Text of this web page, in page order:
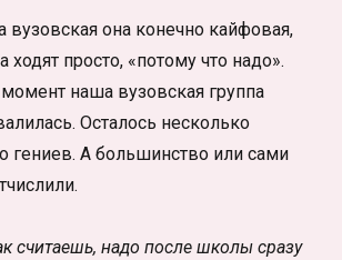
вузовская она конечно кайфовая,
ходят просто, «потому что надо».
наша вузовская группа
Осталось несколько
гениев. А большинство или сами
считаешь, надо после школы сразу